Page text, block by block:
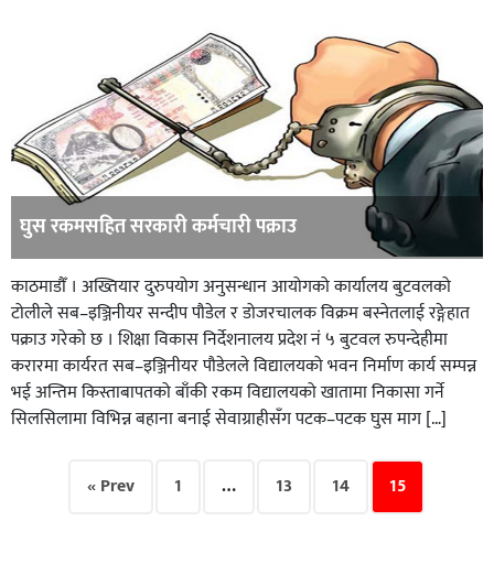
घुस रकमसहित सरकारी कर्मचारी पक्राउ
काठमाडौँ । अख्तियार दुरुपयोग अनुसन्धान आयोगको कार्यालय बुटवलको
टोलीले सब–इञ्जिनीयर सन्दीप पौडेल र डोजरचालक विक्रम बस्नेतलाई रङ्गेहात
पक्राउ गरेको छ । शिक्षा विकास निर्देशनालय प्रदेश नं ५ बुटवल रुपन्देहीमा
करारमा कार्यरत सब–इञ्जिनीयर पौडेलले विद्यालयको भवन निर्माण कार्य सम्पन्न
भई अन्तिम किस्ताबापतको बाँकी रकम विद्यालयको खातामा निकासा गर्ने
सिलसिलामा विभिन्न बहाना बनाई सेवाग्राहीसँग पटक–पटक घुस माग […]
« Prev 1 … 13 14 15